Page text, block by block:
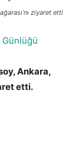
ziyaret etti
Ankara,
etti.